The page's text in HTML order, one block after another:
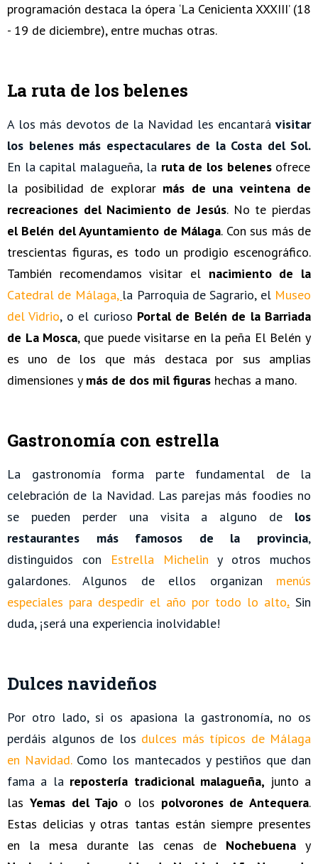
programación destaca la ópera ‘La Cenicienta XXXIII’ (18
- 19 de diciembre), entre muchas otras.
La ruta de los belenes
A los más devotos de la Navidad les encantará visitar
los belenes más espectaculares de la Costa del Sol.
En la capital malagueña, la ruta de los belenes ofrece
la posibilidad de explorar más de una veintena de
recreaciones del Nacimiento de Jesús. No te pierdas
el Belén del Ayuntamiento de Málaga. Con sus más de
trescientas figuras, es todo un prodigio escenográfico.
También recomendamos visitar el nacimiento de la
Catedral de Málaga, la Parroquia de Sagrario, el Museo
del Vidrio, o el curioso Portal de Belén de la Barriada
de La Mosca, que puede visitarse en la peña El Belén y
es uno de los que más destaca por sus amplias
dimensiones y más de dos mil figuras hechas a mano.
Gastronomía con estrella
La gastronomía forma parte fundamental de la
celebración de la Navidad. Las parejas más foodies no
se pueden perder una visita a alguno de los
restaurantes más famosos de la provincia,
distinguidos con Estrella Micheliny otros muchos
galardones. Algunos de ellos organizan menús
especiales para despedir el año por todo lo alto. Sin
duda, ¡será una experiencia inolvidable!
Dulces navideños
Por otro lado, si os apasiona la gastronomía, no os
perdáis algunos de los dulces más típicos de Málaga
en Navidad.Como los mantecados y pestiños que dan
fama a la repostería tradicional malagueña, junto a
las Yemas del Tajo o los polvorones de Antequera.
Estas delicias y otras tantas están siempre presentes
en la mesa durante las cenas de Nochebuena y